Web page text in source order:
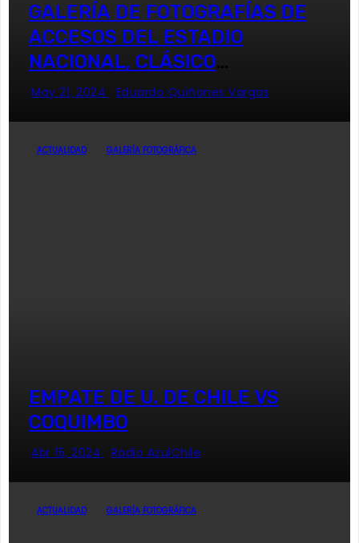
GALERÍA DE FOTOGRAFÍAS DE
ACCESOS DEL ESTADIO
NACIONAL, CLÁSICO
UNIVERSITARIO
May 21, 2024 Eduardo Quiñones Vargas
ACTUALIDAD GALERÍA FOTOGRÁFICA
EMPATE DE U. DE CHILE VS
COQUIMBO
Abr 15, 2024 Radio AzulChile
ACTUALIDAD GALERÍA FOTOGRÁFICA